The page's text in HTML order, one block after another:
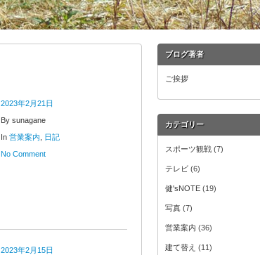
2023年2月21日
By sunagane
In 営業案内
日記
No Comment
2023年2月15日
ブログ著者
ご挨拶
カテゴリー
スポーツ観戦 (7)
テレビ (6)
健'sNOTE (19)
写真 (7)
営業案内 (36)
建て替え (11)